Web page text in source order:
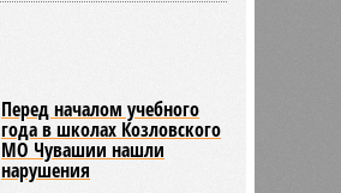
Перед началом учебного
года в школах Козловского
МО Чувашии нашли
нарушения